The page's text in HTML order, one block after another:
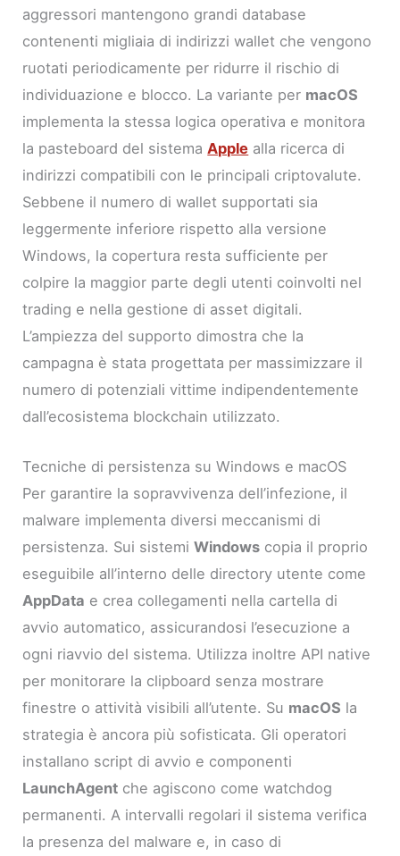
aggressori mantengono grandi database
contenenti migliaia di indirizzi wallet che vengono
ruotati periodicamente per ridurre il rischio di
individuazione e blocco. La variante per macOS
implementa la stessa logica operativa e monitora
la pasteboard del sistemaApple alla ricerca di
indirizzi compatibili con le principali criptovalute.
Sebbene il numero di wallet supportati sia
leggermente inferiore rispetto alla versione
Windows, la copertura resta sufficiente per
colpire la maggior parte degli utenti coinvolti nel
trading e nella gestione di asset digitali.
L’ampiezza del supporto dimostra che la
campagna è stata progettata per massimizzare il
numero di potenziali vittime indipendentemente
dall’ecosistema blockchain utilizzato.
Tecniche di persistenza su Windows e macOS
Per garantire la sopravvivenza dell’infezione, il
malware implementa diversi meccanismi di
persistenza. Sui sistemiWindows copia il proprio
eseguibile all’interno delle directory utente come
AppData e crea collegamenti nella cartella di
avvio automatico, assicurandosi l’esecuzione a
ogni riavvio del sistema. Utilizza inoltre API native
per monitorare la clipboard senza mostrare
finestre o attività visibili all’utente. Su macOS la
strategia è ancora più sofisticata. Gli operatori
installano script di avvio e componenti
LaunchAgent che agiscono come watchdog
permanenti. A intervalli regolari il sistema verifica
la presenza del malware e, in caso di